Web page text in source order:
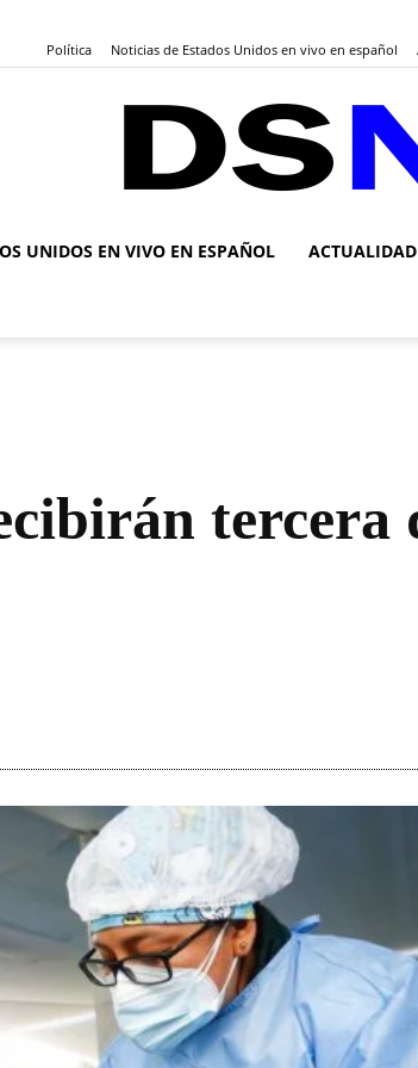
Política Noticias de Estados Unidos en vivo en español
UNIDOS EN VIVO EN ESPAÑOL ACTUALIDAD
tercera